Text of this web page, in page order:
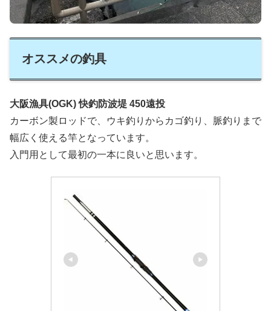
オススメの釣具
大阪漁具(OGK) 快釣防波堤 450遠投
カーボン製ロッドで、ウキ釣りからカゴ釣り、脈釣りまで
幅広く使える竿となっています。
入門用として最初の一本に良いと思います。